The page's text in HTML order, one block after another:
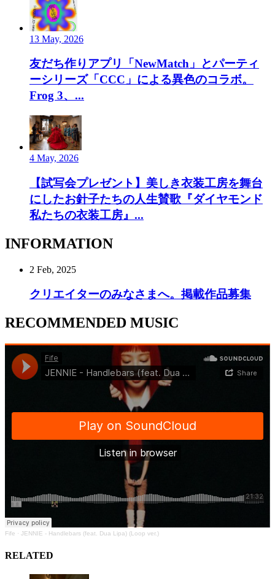
13 May, 2026
友だち作りアプリ「NewMatch」とパーティ
ーシリーズ「CCC」による異色のコラボ。
Frog 3、...
4 May, 2026
【試写会プレゼント】美しき衣装工房を舞台
にしたお針子たちの人生賛歌『ダイヤモンド
私たちの衣装工房』...
INFORMATION
2 Feb, 2025
クリエイターのみなさまへ。掲載作品募集
RECOMMENDED MUSIC
Fife · JENNIE - Handlebars (feat. Dua Lipa) (Loop ver.)
RELATED